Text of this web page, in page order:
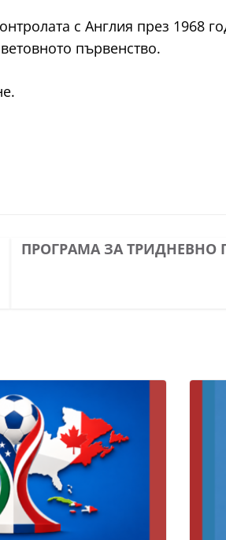
с Англия през 1968
първенство.
ПРОГРАМА ЗА